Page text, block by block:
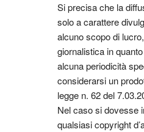
Si precisa che la
solo a carattere
alcuno scopo di
giornalistica in
alcuna periodicità
considerarsi un
legge n. 62 del
Nel caso si dovesse
qualsiasi copyright